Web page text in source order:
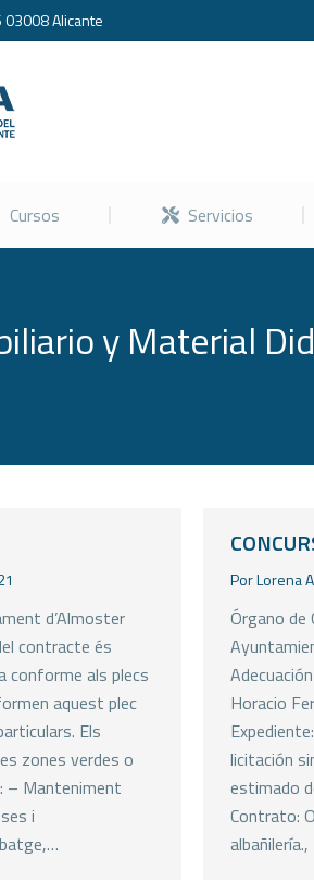
03008 Alicante
Cursos Servicios
y Material
d’Almoster
contracte és
conforme als plecs
aquest plec
Els
zones verdes o
– Manteniment
i
PorLorena
Órgano de
Horacio
licitación
estimado
Contrato:
Home Cursos